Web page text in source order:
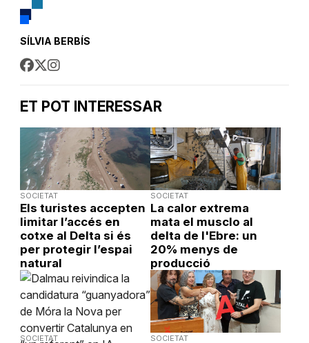
SÍLVIA BERBÍS
ET POT INTERESSAR
SOCIETAT
Els turistes accepten
limitar l’accés en
cotxe al Delta si és
per protegir l’espai
natural
SOCIETAT
La calor extrema
mata el musclo al
delta de l'Ebre: un
20% menys de
producció
SOCIETAT SOCIETAT